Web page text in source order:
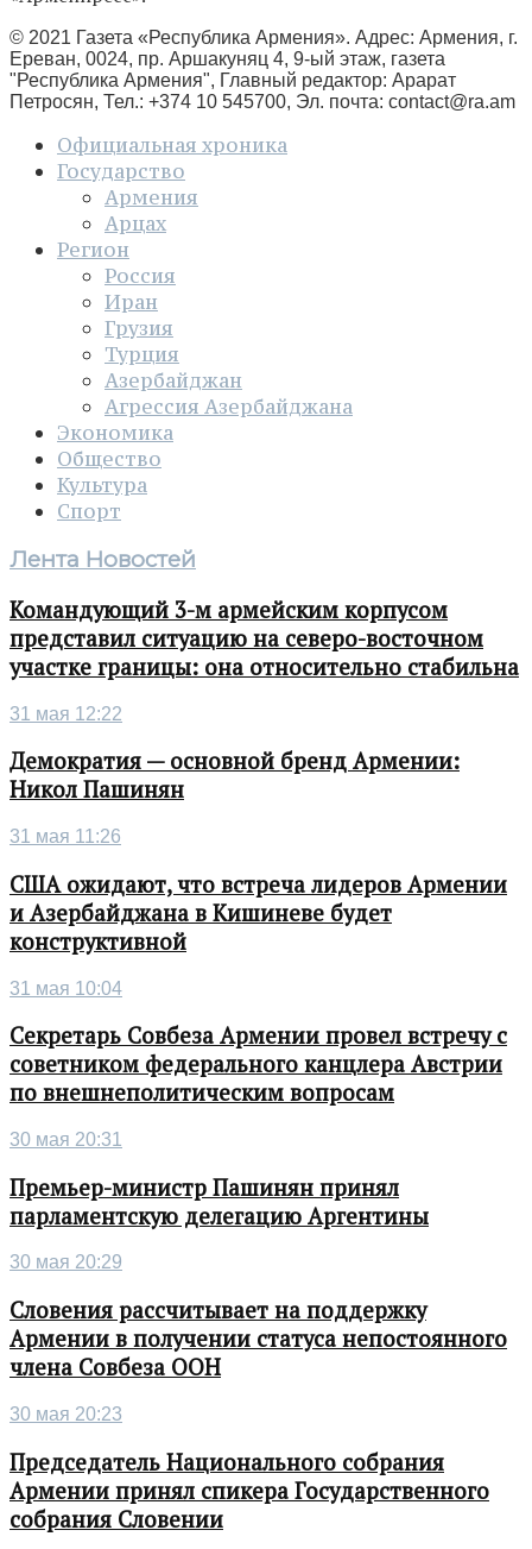
© 2021 Газета «Республика Армения». Адрес: Армения, г.
Ереван, 0024, пр. Аршакуняц 4, 9-ый этаж, газета
"Республика Армения", Главный редактор: Арарат
Петросян, Тел.: +374 10 545700, Эл. почта: contact@ra.am
Официальная хроника
Государство
Армения
Арцах
Регион
Россия
Иран
Грузия
Турция
Азербайджан
Агрессия Азербайджана
Экономика
Общество
Культура
Спорт
Лента Новостей
Командующий 3-м армейским корпусом
представил ситуацию на северо-восточном
участке границы: она относительно стабильна
31 мая 12:22
Демократия — основной бренд Армении:
Никол Пашинян
31 мая 11:26
США ожидают, что встреча лидеров Армении
и Азербайджана в Кишиневе будет
конструктивной
31 мая 10:04
Секретарь Совбеза Армении провел встречу с
советником федерального канцлера Австрии
по внешнеполитическим вопросам
30 мая 20:31
Премьер-министр Пашинян принял
парламентскую делегацию Аргентины
30 мая 20:29
Словения рассчитывает на поддержку
Армении в получении статуса непостоянного
члена Совбеза ООН
30 мая 20:23
Председатель Национального собрания
Армении принял спикера Государственного
собрания Словении